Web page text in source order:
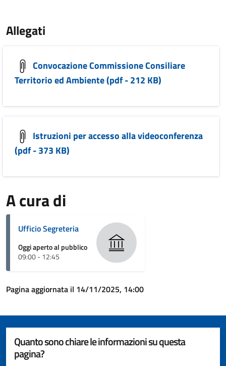
Allegati
Convocazione Commissione Consiliare
Territorio ed Ambiente (pdf - 212 KB)
Istruzioni per accesso alla videoconferenza
(pdf - 373 KB)
A cura di
Ufficio Segreteria
Oggi aperto al pubblico
09:00 - 12:45
Pagina aggiornata il 14/11/2025, 14:00
Quanto sono chiare le informazioni su questa
pagina?